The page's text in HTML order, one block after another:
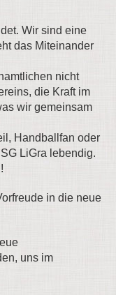
Wir sind eine
das Miteinander
nicht
die Kraft im
wir gemeinsam
Handballfan oder
LiGra lebendig.
in die neue
uns im